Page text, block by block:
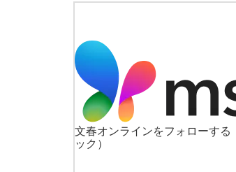
文春オンラインをフォローする
ック）